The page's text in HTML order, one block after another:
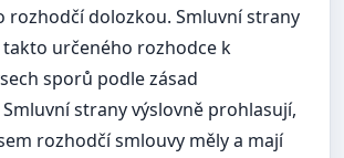
rozhodčí dolozkou. Smluvní strany
určeného rozhodce k
sporů podle zásad
strany výslovně prohlasují,
rozhodčí smlouvy měly a mají